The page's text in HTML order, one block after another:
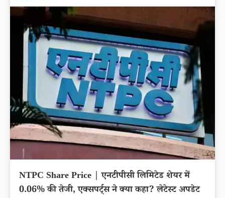
NTPC Share Price | एनटीपीसी लिमिटेड शेयर में
0.06% की तेजी, एक्सपर्ट्स ने क्या कहा? लेटेस्ट अपडेट